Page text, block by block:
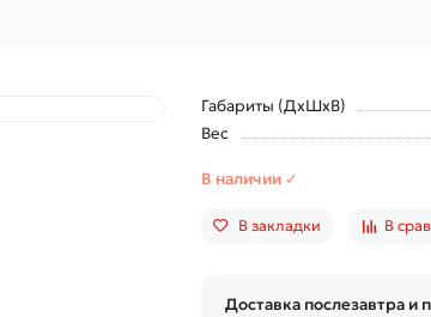
Габариты (ДхШхВ)
Вес
В наличии ✓
В закладки В
Доставка послезавтра и